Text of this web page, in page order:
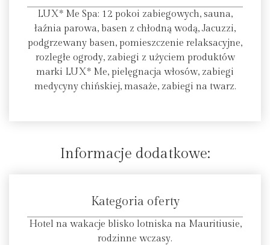
LUX* Me Spa: 12 pokoi zabiegowych, sauna,
łaźnia parowa, basen z chłodną wodą, Jacuzzi,
podgrzewany basen, pomieszczenie relaksacyjne,
rozległe ogrody, zabiegi z użyciem produktów
marki LUX* Me, pielęgnacja włosów, zabiegi
medycyny chińskiej, masaże, zabiegi na twarz.
Informacje dodatkowe:
Kategoria oferty
Hotel na wakacje blisko lotniska na Mauritiusie,
rodzinne wczasy.